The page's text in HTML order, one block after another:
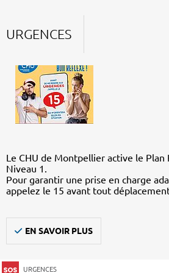
URGENCES
Le CHU de Montpellier active le Plan
Niveau 1.
Pour garantir une prise en charge
appelez le 15 avant tout
EN SAVOIR PLUS
URGENCES